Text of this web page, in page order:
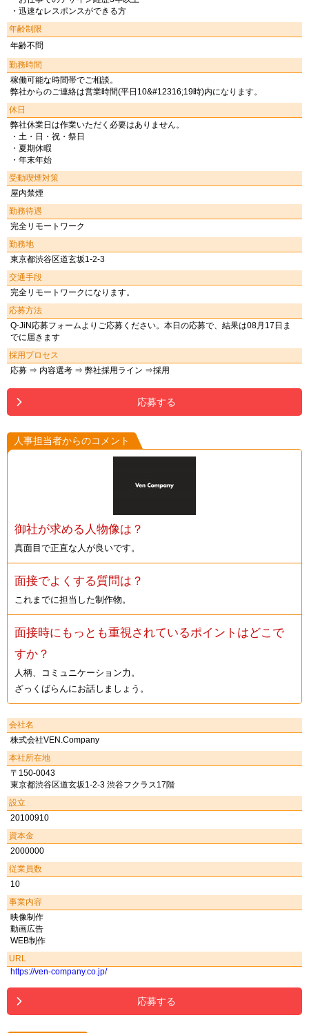
・迅速なレスポンスができる方
年齢制限
年齢不問
勤務時間
稼働可能な時間帯でご相談。
弊社からのご連絡は営業時間(平日10&#12316;19時)内になります。
休日
弊社休業日は作業いただく必要はありません。
・土・日・祝・祭日
・夏期休暇
・年末年始
受動喫煙対策
屋内禁煙
勤務待遇
完全リモートワーク
勤務地
東京都渋谷区道玄坂1-2-3
交通手段
完全リモートワークになります。
応募方法
Q-JiN応募フォームよりご応募ください。本日の応募で、結果は08月17日ま
でに届きます
採用プロセス
応募 ⇒ 内容選考 ⇒ 弊社採用ライン ⇒採用
応募する
人事担当者からのコメント
御社が求める人物像は？
真面目で正直な人が良いです。
面接でよくする質問は？
これまでに担当した制作物。
面接時にもっとも重視されているポイントはどこで
すか？
人柄、コミュニケーション力。
ざっくばらんにお話しましょう。
会社名
株式会社VEN.Company
本社所在地
〒150-0043
東京都渋谷区道玄坂1-2-3 渋谷フクラス17階
設立
20100910
資本金
2000000
従業員数
10
事業内容
映像制作
動画広告
WEB制作
URL
https://ven-company.co.jp/
応募する